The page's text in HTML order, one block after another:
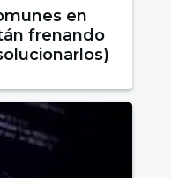
en
frenando